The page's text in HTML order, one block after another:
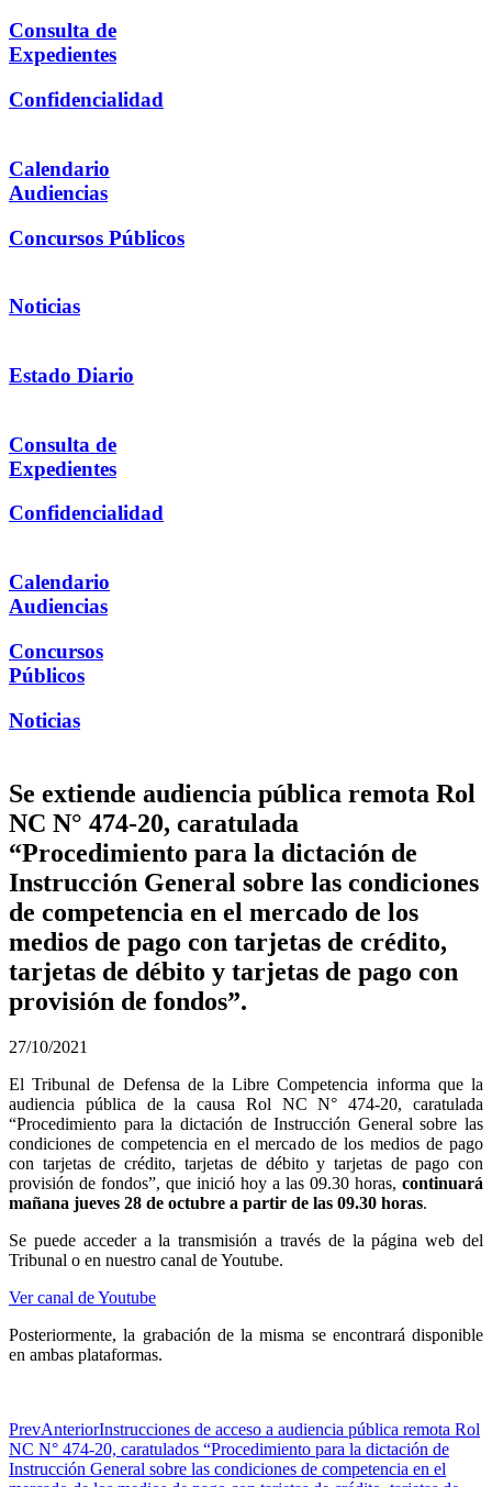
Consulta de
Expedientes
Confidencialidad
Calendario
Audiencias
Concursos Públicos
Noticias
Estado Diario
Consulta de
Expedientes
Confidencialidad
Calendario
Audiencias
Concursos
Públicos
Noticias
Se extiende audiencia pública remota Rol
NC N° 474-20, caratulada
“Procedimiento para la dictación de
Instrucción General sobre las condiciones
de competencia en el mercado de los
medios de pago con tarjetas de crédito,
tarjetas de débito y tarjetas de pago con
provisión de fondos”.
27/10/2021
El Tribunal de Defensa de la Libre Competencia informa que la
audiencia pública de la causa Rol NC N° 474-20, caratulada
“Procedimiento para la dictación de Instrucción General sobre las
condiciones de competencia en el mercado de los medios de pago
con tarjetas de crédito, tarjetas de débito y tarjetas de pago con
provisión de fondos”, que inició hoy a las 09.30 horas, continuará
mañana jueves 28 de octubre a partir de las 09.30 horas.
Se puede acceder a la transmisión a través de la página web del
Tribunal o en nuestro canal de Youtube.
Ver canal de Youtube
Posteriormente, la grabación de la misma se encontrará disponible
en ambas plataformas.
PrevAnteriorInstrucciones de acceso a audiencia pública remota Rol
NC N° 474-20, caratulados “Procedimiento para la dictación de
Instrucción General sobre las condiciones de competencia en el